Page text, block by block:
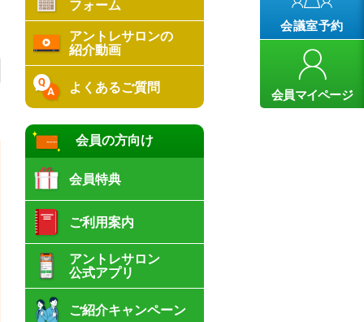
フォーム
アントレサロンの
紹介動画
よくあるご質問
会員の方向け
会員特典
ご利用案内
アントレサロン
公式アプリ
ご紹介キャンペーン
会議室予約
会員マイページ